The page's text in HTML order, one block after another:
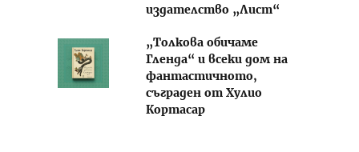
издателство „Лист“
„Толкова обичаме
Гленда“ и всеки дом на
фантастичното,
съграден от Хулио
Кортасар